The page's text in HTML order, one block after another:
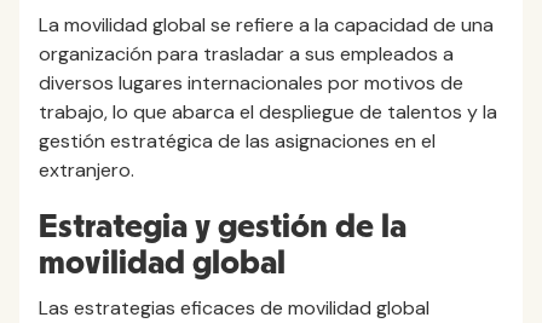
La movilidad global se refiere a la capacidad de una
organización para trasladar a sus empleados a
diversos lugares internacionales por motivos de
trabajo, lo que abarca el despliegue de talentos y la
gestión estratégica de las asignaciones en el
extranjero.
Estrategia y gestión de la
movilidad global
Las estrategias eficaces de movilidad global